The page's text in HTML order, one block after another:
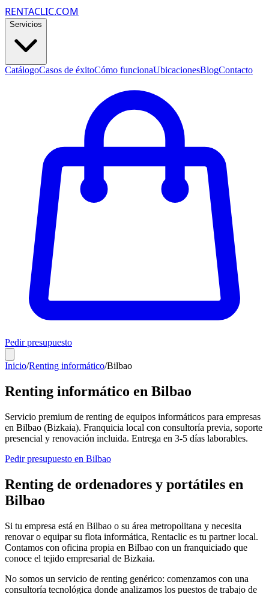
RENTACLIC.COM
Servicios
CatálogoCasos de éxitoCómo funcionaUbicacionesBlogContacto
Pedir presupuesto
Inicio/Renting informático/Bilbao
Renting informático en Bilbao
Servicio premium de renting de equipos informáticos para empresas
en Bilbao (Bizkaia). Franquicia local con consultoría previa, soporte
presencial y renovación incluida. Entrega en 3-5 días laborables.
Pedir presupuesto en Bilbao
Renting de ordenadores y portátiles en
Bilbao
Si tu empresa está en Bilbao o su área metropolitana y necesita
renovar o equipar su flota informática, Rentaclic es tu partner local.
Contamos con oficina propia en Bilbao con un franquiciado que
conoce el tejido empresarial de Bizkaia.
No somos un servicio de renting genérico: comenzamos con una
consultoría tecnológica donde analizamos los puestos de trabajo de